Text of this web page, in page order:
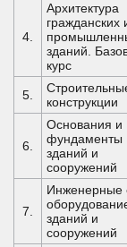
4.
Архитектура
гражданских
зданий.
курс
5.
конструкции
6.
Основания и
фундаменты
зданий и
сооружений
7.
Инженерные
зданий и
сооружений